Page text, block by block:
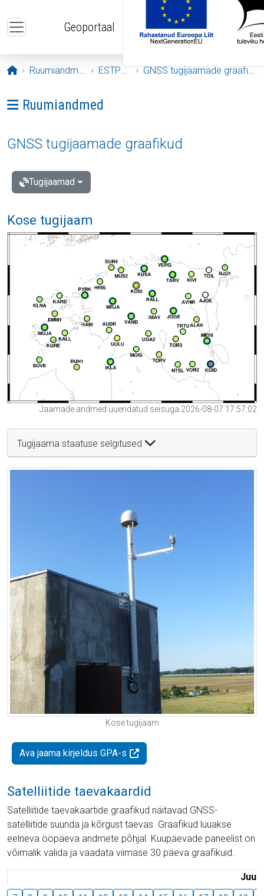
Geoportaal
Avaleht
Ruumiandmed ESTPOS GNSS tugijaamade graafikud
Ava menüü: Ruumiandmed
Ruumiandmed
GNSS tugijaamade graafikud
Tugijaamad
Kose tugijaam
Jaamade andmed uuendatud seisuga 2026-08-07 17:57:02
Tugijaama staatuse selgitused
Kose tugijaam
Ava jaama kirjeldus GPA-s
Satelliitide taevakaardid
Satelliitide taevakaartide graafikud näitavad GNSS-
satelliitide suunda ja kõrgust taevas. Graafikud luuakse
eelneva ööpäeva andmete põhjal. Kuupäevade paneelist on
võimalik valida ja vaadata viimase 30 päeva graafikuid.
Juuli